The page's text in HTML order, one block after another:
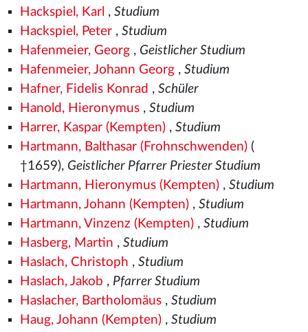
Hackspiel, Karl , Studium
Hackspiel, Peter, Studium
Hafenmeier, Georg, Geistlicher Studium
Hafenmeier, Johann Georg, Studium
Hafner, Fidelis Konrad , Schüler
Hanold, Hieronymus, Studium
Harrer, Kaspar (Kempten), Studium
Hartmann, Balthasar (Frohnschwenden)(
†1659), Geistlicher Pfarrer Priester Studium
Hartmann, Hieronymus (Kempten), Studium
Hartmann, Johann (Kempten), Studium
Hartmann, Vinzenz (Kempten), Studium
Hasberg, Martin , Studium
Haslach, Christoph , Studium
Haslach, Jakob , Pfarrer Studium
Haslacher, Bartholomäus, Studium
Haug, Johann (Kempten), Studium